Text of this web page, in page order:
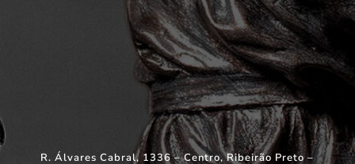
R. Álvares Cabral, 1336 – Centro, Ribeirão Preto –